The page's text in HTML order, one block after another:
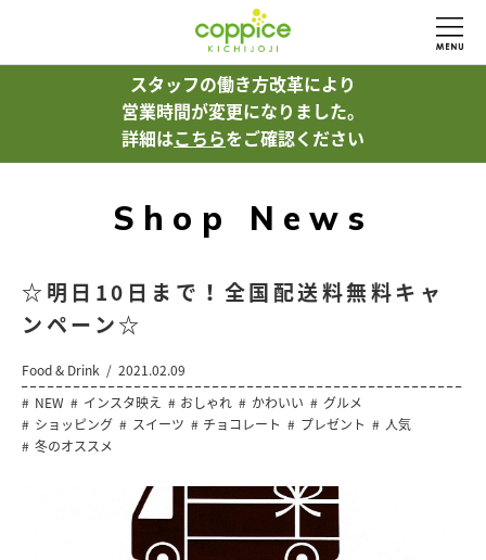
スタッフの働き方改革により
営業時間が変更になりました。
詳細はこちらをご確認ください
Shop News
☆明日10日まで！全国配送料無料キャ
ンペーン☆
Food & Drink
2021.02.09
NEW
インスタ映え おしゃれ かわいい
グルメ
ショッピング
スイーツ チョコレート プレゼント
人気
冬のオススメ